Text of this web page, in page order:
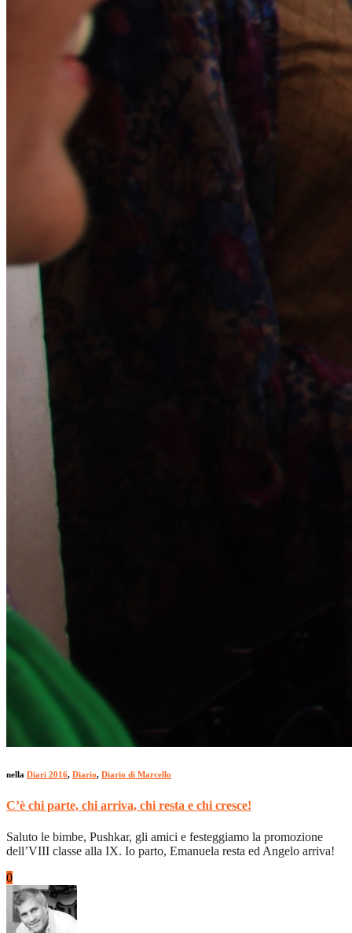
nella Diari 2016, Diario, Diario di Marcello
C’è chi parte, chi arriva, chi resta e chi cresce!
Saluto le bimbe, Pushkar, gli amici e festeggiamo la promozione
dell’VIII classe alla IX. Io parto, Emanuela resta ed Angelo arriva!
0